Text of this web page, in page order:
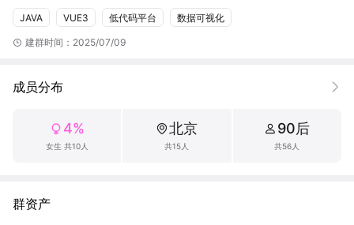
JAVA VUE3 低代码平台 数据可视化
建群时间：2025/07/09
成员分布
4%
女生 共10人
北京
共15人
90后
共56人
群资产